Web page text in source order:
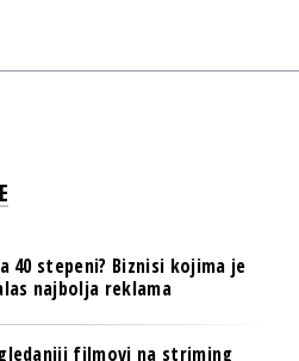
ESG & ENERGY
PULS REGIONA
NOVO NA RAFU
NOVO NA RAFU
40 stepeni? Biznisi kojima je
najbolja reklama
filmovi na striming